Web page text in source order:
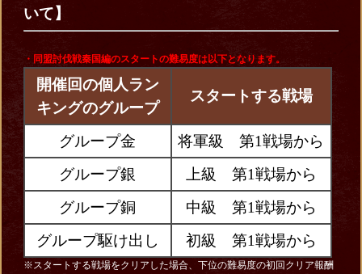
いて】
・同盟討伐戦秦国編のスタートの難易度は以下となります。
開催回の個人ラン
キングのグループ
スタートする戦場
グループ金
将軍級 第1戦場から
グループ銀
上級 第1戦場から
グループ銅
中級 第1戦場から
グループ駆け出し
初級 第1戦場から
※スタートする戦場をクリアした場合、下位の難易度の初回クリア報酬